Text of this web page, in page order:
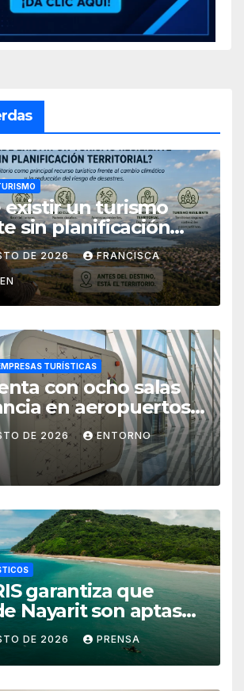
existir un turismo
sin planificación
DE 2026 FRANCISCA
TURÍSTICAS
con ocho salas
en aeropuertos
DE 2026 ENTORNO
garantiza que
Nayarit son aptas
recreativo
DE 2026 PRENSA